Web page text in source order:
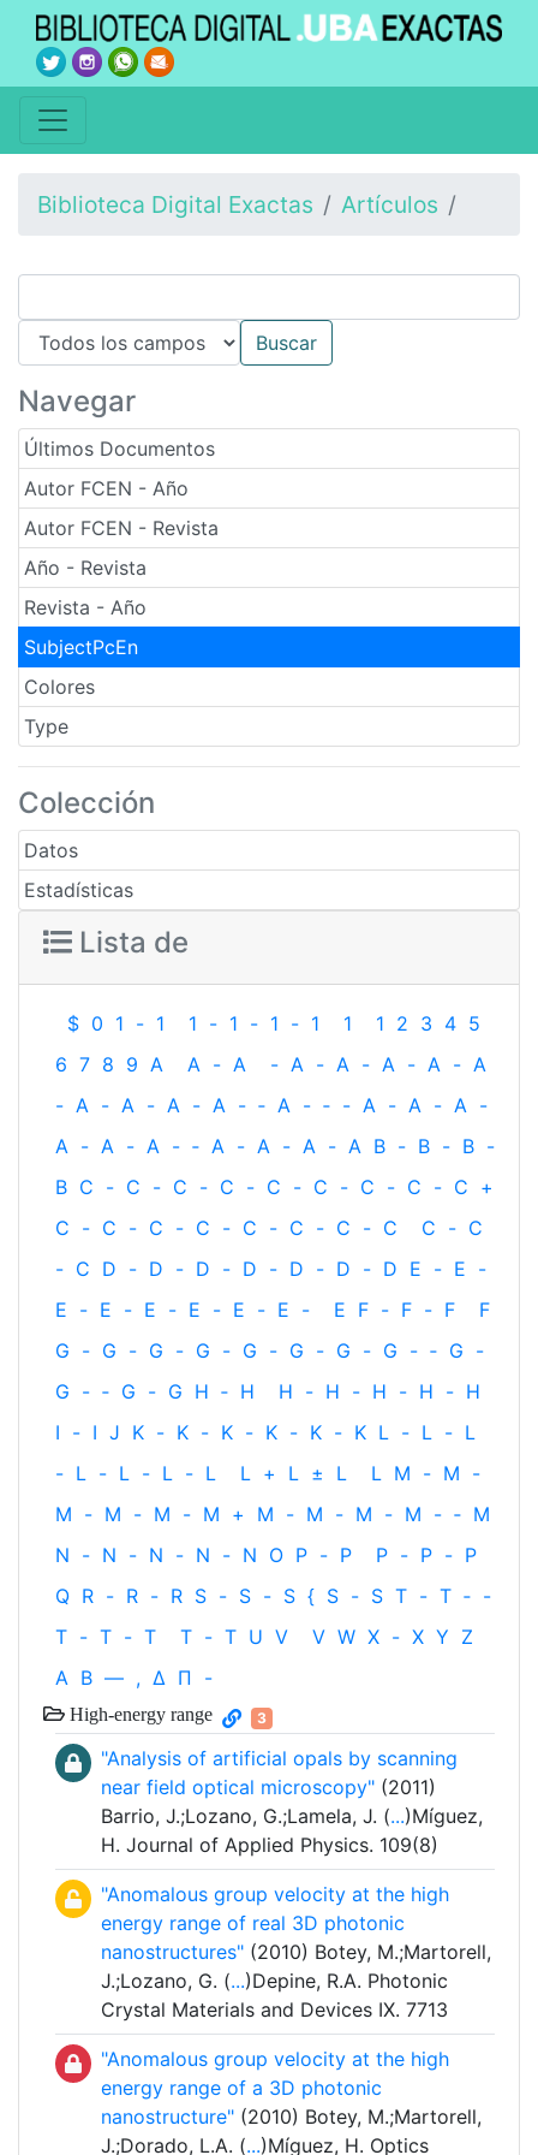
Biblioteca Digital Exactas Artículos
Navegar
Últimos Documentos
Autor FCEN - Año
Autor FCEN - Revista
Año - Revista
Revista - Año
SubjectPcEn
Colores
Type
Colección
Datos
Estadísticas
Lista de
$ 0 1 - 1 1 - 1 - 1 - 1 1 1 2 3 4 5
6 7 8 9 A A - A - A - A - A - A - A
- A - A - A - A - ‐ A - ‐ - A - A - A -
A - A - A - ‐ A - A - A - A B - B - B -
B C - C - C - C - C - C - C - C - C +
C - C - C - C - C - C - C - C C - C
- C D - D - D - D - D - D - D E - E -
E - E - E - E - E - E - E F - F - F
F
G - G - G - G - G - G - G - G - ‐ G -
G - ‐ G - G H ‐ H H - H - H - H - H
I - I J K - K - K - K - K - K L - L - L
- L - L - L - L L + L ± L L M - M -
M - M - M - M + M - M - M - M - ‐ M
N - N - N - N - N O P - P P - P - P
Q R - R - R S - S - S { S - S T - T ‐ -
T - T - T T - T U V V W X - X Y Z
Α Β — , Δ Π -
High-energy range 3
"Analysis of artificial opals by scanning
near field optical microscopy" (2011)
Barrio, J.;Lozano, G.;Lamela, J. (...)Míguez,
H. Journal of Applied Physics. 109(8)
"Anomalous group velocity at the high
energy range of real 3D photonic
nanostructures" (2010) Botey, M.;Martorell,
J.;Lozano, G. (...)Depine, R.A. Photonic
Crystal Materials and Devices IX. 7713
"Anomalous group velocity at the high
energy range of a 3D photonic
nanostructure" (2010) Botey, M.;Martorell,
J.;Dorado, L.A. (...)Míguez, H. Optics